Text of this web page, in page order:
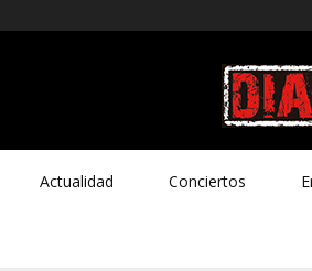
Actualidad Conciertos